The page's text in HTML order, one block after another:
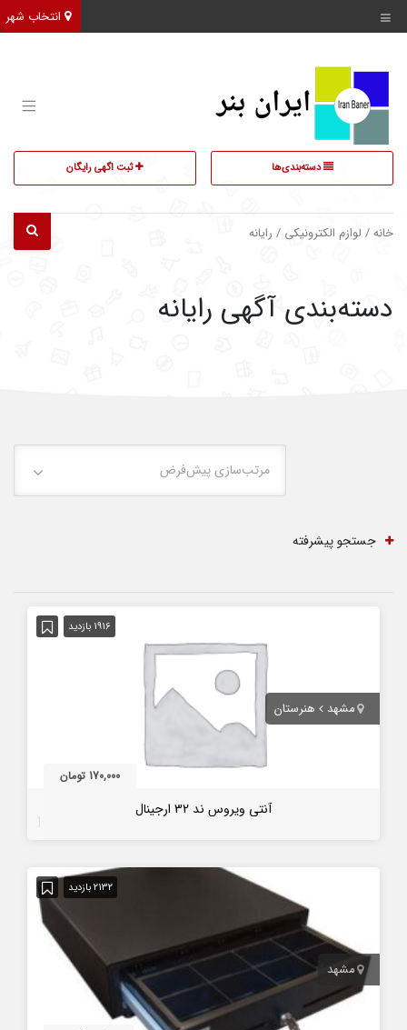
دسته‌بندی‌ها ثبت اگهی رایگان
خانه / لوازم الکترونیکی / رایانه
دسته‌بندی آگهی رایانه
مرتب‌سازی پیش‌فرض
جستجو پیشرفته
1916 بازدید
مشهد هنرستان
170,000 تومان
آنتی ویروس ند 32 ارجینال
2132 بازدید
مشهد